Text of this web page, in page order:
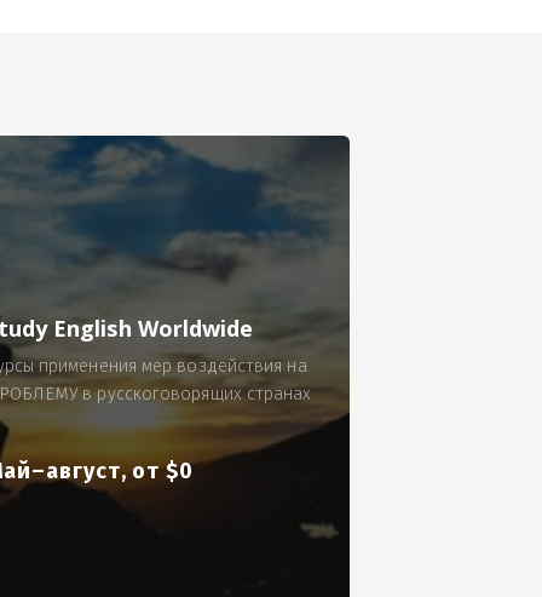
300 рублей за 9 часов в смену.